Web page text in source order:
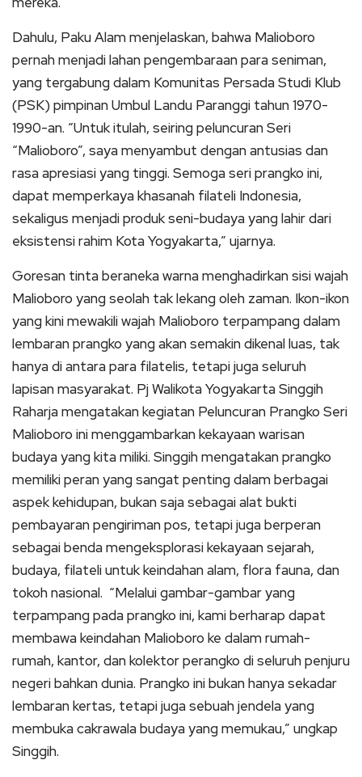
Dahulu, Paku Alam menjelaskan, bahwa Malioboro
pernah menjadi lahan pengembaraan para seniman,
yang tergabung dalam Komunitas Persada Studi Klub
(PSK) pimpinan Umbul Landu Paranggi tahun 1970-
1990-an. “Untuk itulah, seiring peluncuran Seri
“Malioboro”, saya menyambut dengan antusias dan
rasa apresiasi yang tinggi. Semoga seri prangko ini,
dapat memperkaya khasanah filateli Indonesia,
sekaligus menjadi produk seni-budaya yang lahir dari
eksistensi rahim Kota Yogyakarta,” ujarnya.
Goresan tinta beraneka warna menghadirkan sisi wajah
Malioboro yang seolah tak lekang oleh zaman. Ikon-ikon
yang kini mewakili wajah Malioboro terpampang dalam
lembaran prangko yang akan semakin dikenal luas, tak
hanya di antara para filatelis, tetapi juga seluruh
lapisan masyarakat. Pj Walikota Yogyakarta Singgih
Raharja mengatakan kegiatan Peluncuran Prangko Seri
Malioboro ini menggambarkan kekayaan warisan
budaya yang kita miliki. Singgih mengatakan prangko
memiliki peran yang sangat penting dalam berbagai
aspek kehidupan, bukan saja sebagai alat bukti
pembayaran pengiriman pos, tetapi juga berperan
sebagai benda mengeksplorasi kekayaan sejarah,
budaya, filateli untuk keindahan alam, flora fauna, dan
tokoh nasional. “Melalui gambar-gambar yang
terpampang pada prangko ini, kami berharap dapat
membawa keindahan Malioboro ke dalam rumah-
rumah, kantor, dan kolektor perangko di seluruh penjuru
negeri bahkan dunia. Prangko ini bukan hanya sekadar
lembaran kertas, tetapi juga sebuah jendela yang
membuka cakrawala budaya yang memukau,” ungkap
Singgih.